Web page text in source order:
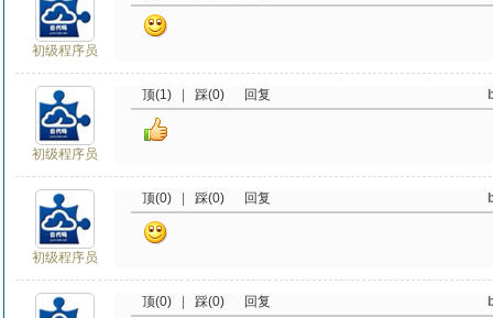
初级程序员
初级程序员
顶(1) | 踩(0) 回复
初级程序员
顶(0) | 踩(0) 回复
顶(0) | 踩(0)
回复